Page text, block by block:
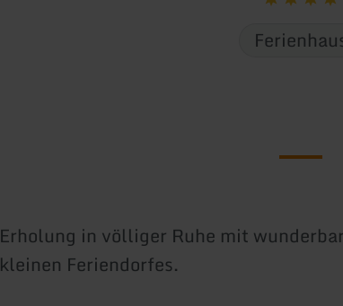
Erholung in völliger Ruhe mit
kleinen Feriendorfes.